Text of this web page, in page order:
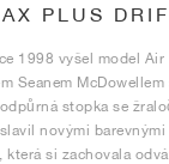
PLUS
1998 vyšel model
Seanem
stopka se
novými
která si zachovala